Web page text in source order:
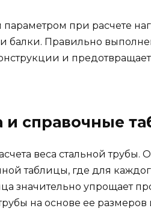
при расчете
балки. Правильно
и
и справочные
веса стальной трубы.
таблицы, где для
значительно упрощает
на основе ее размеров